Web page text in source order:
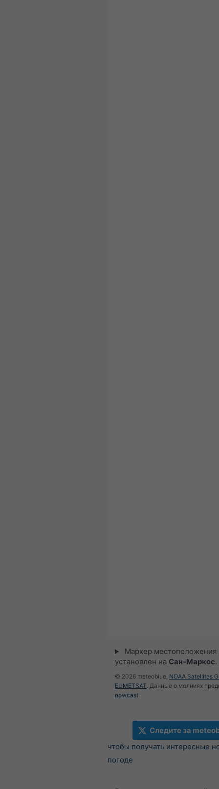
Маркер местоположения
установлен на Сан-Маркос.
© 2026 meteoblue, NOAA Satellites
EUMETSAT. Данные о молниях
nowcast.
Следите за
чтобы получать интересные
погоде